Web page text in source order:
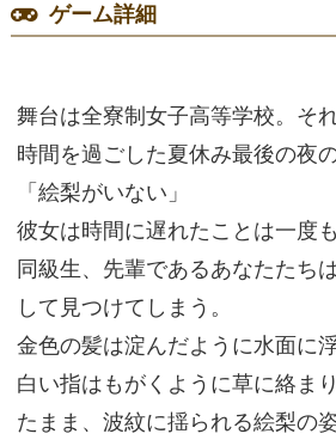
ゲーム詳細
舞台は全寮制女子高等学校。そ
時間を過ごした夏休み最後の夜の
「絵梨がいない」
彼女は時間に遅れたことは一度
同級生、先輩であるあなたたち
して見つけてしまう。
金色の髪は淀んだように水面に
白い指はもがくように草に絡ま
たまま、波紋に揺られる絵梨の姿